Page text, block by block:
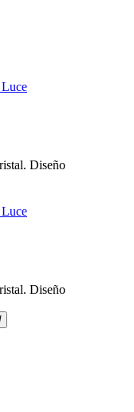
Diseño
Diseño